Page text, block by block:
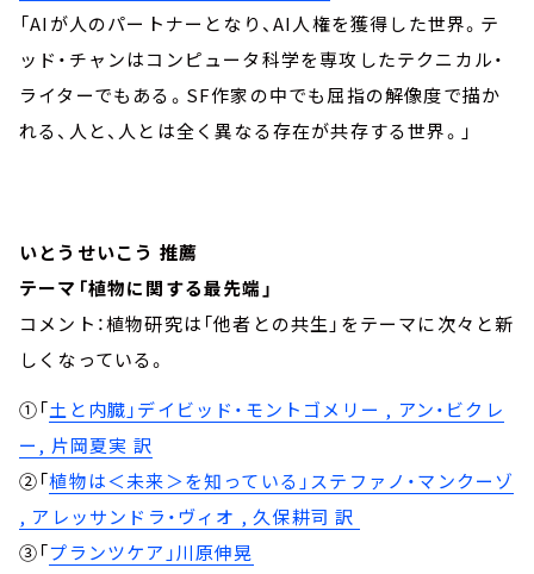
「AIが人のパートナーとなり、AI人権を獲得した世界。テ
ッド・チャンはコンピュータ科学を専攻したテクニカル・
ライターでもある。SF作家の中でも屈指の解像度で描か
れる、人と、人とは全く異なる存在が共存する世界。」
いとうせいこう 推薦
テーマ「植物に関する最先端」
コメント：植物研究は「他者との共生」をテーマに次々と新
しくなっている。
①「土と内臓」デイビッド・モントゴメリー , アン・ビクレ
ー, 片岡夏実 訳
②「植物は＜未来＞を知っている」ステファノ・マンクーゾ
, アレッサンドラ・ヴィオ , 久保耕司 訳
③「プランツケア」川原伸晃